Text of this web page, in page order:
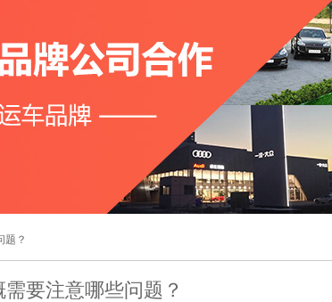
题？
要注意哪些问题？